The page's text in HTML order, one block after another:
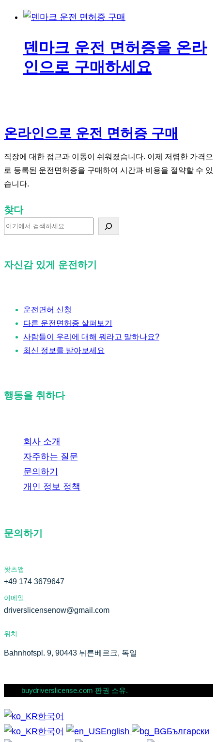
덴마크 운전 면허증을 온라
인으로 구매하세요
온라인으로 운전 면허증 구매
직장에 대한 접근과 이동이 쉬워졌습니다. 이제 저렴한 가격으
로 등록된 운전면허증을 구매하여 시간과 비용을 절약할 수 있
습니다.
찾다
찾
자신감 있게 운전하기
운전면허 신청
다른 운전면허증 살펴보기
사람들이 우리에 대해 뭐라고 말하나요?
최신 정보를 받아보세요
행동을 취하다
회사 소개
자주하는 질문
문의하기
개인 정보 정책
문의하기
왓츠앱
+49 174 3679647
이메일
driverslicensenow@gmail.com
위치
Bahnhofspl. 9, 90443 뉘른베르크, 독일
buydriverslicense.com 판권 소유.
한국어
한국어
English
Български